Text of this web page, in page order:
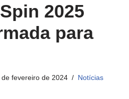
2025
para
de fevereiro de 2024 Notícias